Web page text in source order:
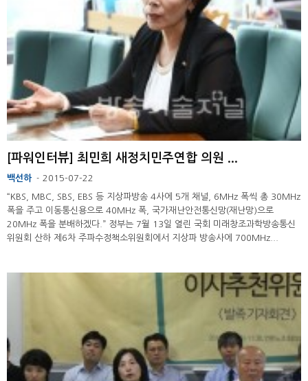
[파워인터뷰] 최민희 새정치민주연합 의원 ...
백선하 - 2015-07-22
“KBS, MBC, SBS, EBS 등 지상파방송 4사에 5개 채널, 6MHz 폭씩 총 30MHz
폭을 주고 이동통신용으로 40MHz 폭, 국가재난안전통신망(재난망)으로
20MHz 폭을 분배하겠다.” 정부는 7월 13일 열린 국회 미래창조과학방송통신
위원회 산하 제6차 주파수정책소위원회에서 지상파 방송사에 700MHz...